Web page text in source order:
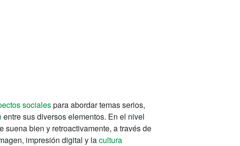
socialespara abordar temas serios,
entre sus diversos elementos. En el nivel
suena bien y retroactivamente, a través de
impresión digital y lacultura